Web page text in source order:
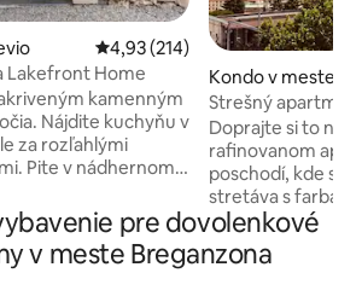
Priemerné ohodnotenie 4,93 z
4,93 (214)
Lakefront Home
kamenným
Nájdite kuchyňu v
za rozľahlými
Pite v nádhernom
priamo do jazera
záhradných terás.
dom je
Kondo v meste
Strešný
vzdialenosti od
Doprajte si to
rafinovanom
poschodí, kde sa
stretáva s
Byt má výhľad na
ktorý zachytáva
svetlo tejto
pre dovolenkové
v meste Breganzona